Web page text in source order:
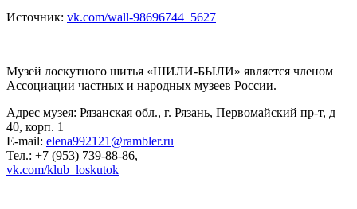
Источник: vk.com/wall-98696744_5627
Музей лоскутного шитья «ШИЛИ-БЫЛИ» является членом
Ассоциации частных и народных музеев России.
Адрес музея: Рязанская обл., г. Рязань, Первомайский пр-т, д
40, корп. 1
E-mail: elena992121@rambler.ru
Тел.: +7 (953) 739-88-86,
vk.com/klub_loskutok